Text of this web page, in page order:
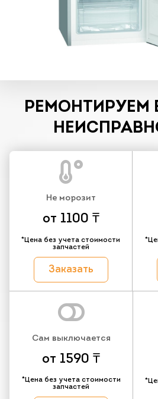
РЕМОНТИРУЕМ
Не морозит
от 1100 ₸
*Цена без учета стоимости
запчастей
Заказать
Сам выключается
от 1590 ₸
*Цена без учета стоимости
запчастей